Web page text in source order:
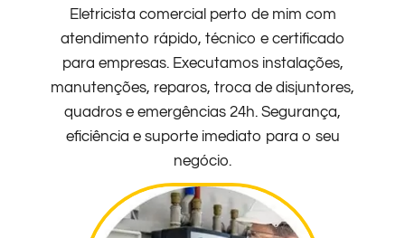
Eletricista comercial perto de mim com
atendimento rápido, técnico e certificado
para empresas. Executamos instalações,
manutenções, reparos, troca de disjuntores,
quadros e emergências 24h. Segurança,
eficiência e suporte imediato para o seu
negócio.